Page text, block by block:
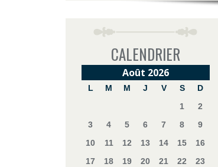
CALENDRIER
Août 2026
L M M J V S
D
1
2
3
4 5 6 7 8
9
10
11 12 13 14 15
16
17
18 19 20 21 22
23